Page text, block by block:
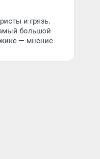
и грязь.
большой
— мнение